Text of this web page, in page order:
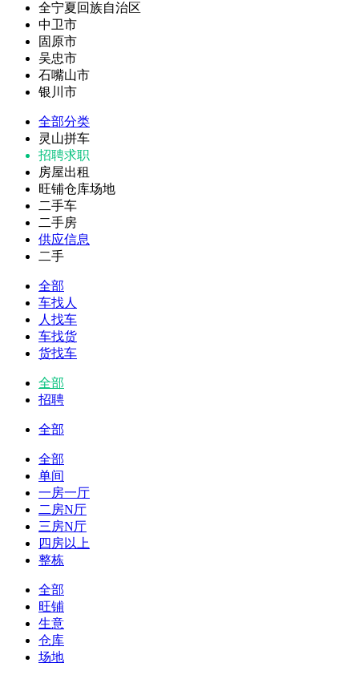
全宁夏回族自治区
中卫市
固原市
吴忠市
石嘴山市
银川市
全部分类
灵山拼车
招聘求职
房屋出租
旺铺仓库场地
二手车
二手房
供应信息
二手
全部
车找人
人找车
车找货
货找车
全部
招聘
全部
全部
单间
一房一厅
二房N厅
三房N厅
四房以上
整栋
全部
旺铺
生意
仓库
场地